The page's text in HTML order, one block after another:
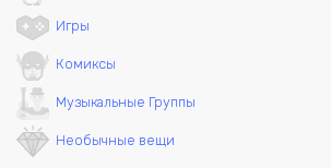
Игры
Комиксы
Музыкальные Группы
Необычные вещи